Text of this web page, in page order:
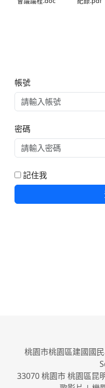
帳號
密碼
記住我
桃園市桃園區建國國
33070 桃園市 桃園區昆